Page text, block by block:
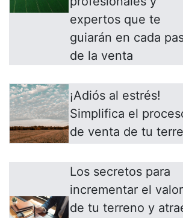
expertos que te
guiarán en cada
de la venta
¡Adiós al estrés!
Simplifica el
de venta de tu
Los secretos para
incrementar el valor
de tu terreno y